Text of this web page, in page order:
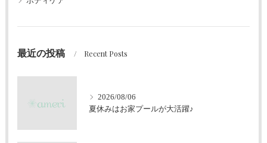
最近の投稿 Recent Posts
2026/08/06
夏休みはお家プールが大活躍♪